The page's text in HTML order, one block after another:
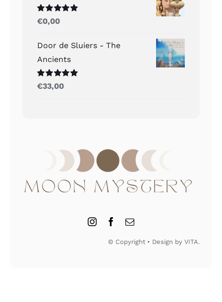
Gewaardeerd
5.00
€0,00
Door de Sluiers - The
Ancients
Gewaardeerd
uit 5
€33,00
© Copyright • Design by VITA.